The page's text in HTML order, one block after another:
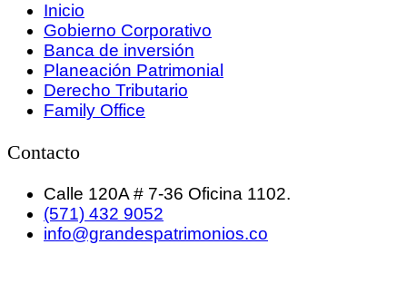
Inicio
Gobierno Corporativo
Banca de inversión
Planeación Patrimonial
Derecho Tributario
Family Office
Contacto
Calle 120A # 7-36 Oficina 1102.
(571) 432 9052
info@grandespatrimonios.co